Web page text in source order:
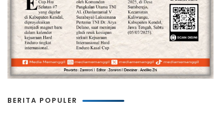
BERITA POPULER